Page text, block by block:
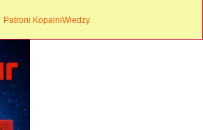
Patroni KopalniWiedzy